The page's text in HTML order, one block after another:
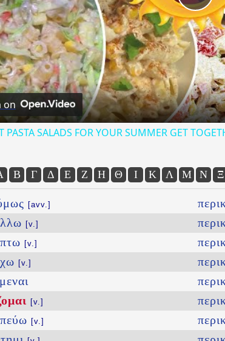
on
PASTA SALADS FOR YOUR SUMMER GET
Β Γ Δ Ε Ζ Η Θ Ι Κ Λ Μ Ν Ξ
[avv.]
[v.]
[v.]
[v.]
[v.]
[v.]